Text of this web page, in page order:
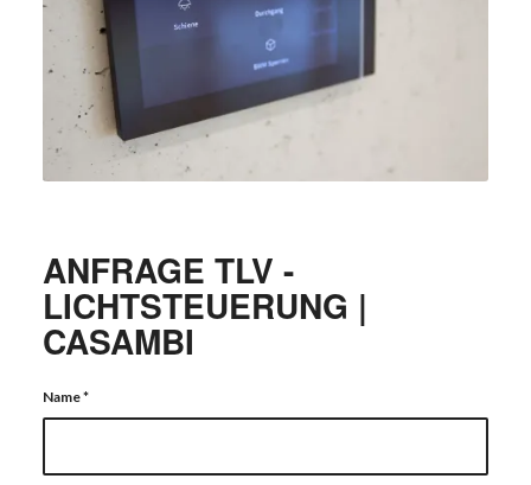
ANFRAGE TLV -
LICHTSTEUERUNG |
CASAMBI
Name*